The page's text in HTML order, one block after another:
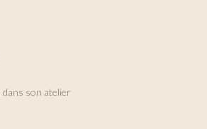
son atelier